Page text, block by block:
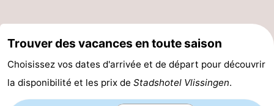
Ferry
Stationnement
Adresses
Médicales
Région
Trouver des vacances en toute saison
Choisissez vos dates d'arrivée et de départ pour découvrir
la disponibilité et les prix de Stadshotel Vlissingen.